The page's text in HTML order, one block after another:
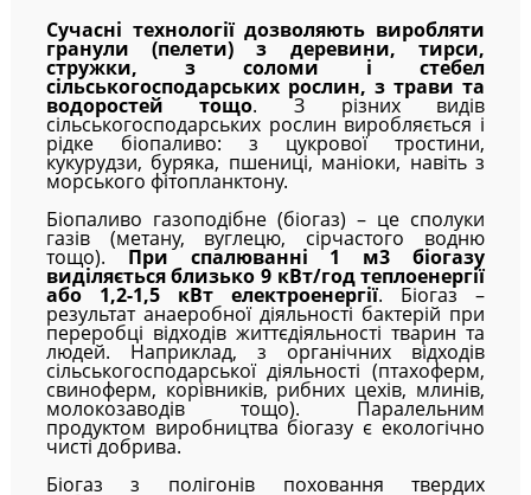
Сучасні технології дозволяють виробляти
гранули (пелети) з деревини, тирси,
стружки, з соломи і стебел
сільськогосподарських рослин, з трави та
водоростей тощо. З різних видів
сільськогосподарських рослин виробляється і
рідке біопаливо: з цукрової тростини,
кукурудзи, буряка, пшениці, маніоки, навіть з
морського фітопланктону.
Біопаливо газоподібне (біогаз) – це сполуки
газів (метану, вуглецю, сірчастого водню
тощо). При спалюванні 1 м3 біогазу
виділяється близько 9 кВт/год теплоенергії
або 1,2-1,5 кВт електроенергії. Біогаз –
результат анаеробної діяльності бактерій при
переробці відходів життєдіяльності тварин та
людей. Наприклад, з органічних відходів
сільськогосподарської діяльності (птахоферм,
свиноферм, корівників, рибних цехів, млинів,
молокозаводів тощо). Паралельним
продуктом виробництва біогазу є екологічно
чисті добрива.
Біогаз з полігонів поховання твердих